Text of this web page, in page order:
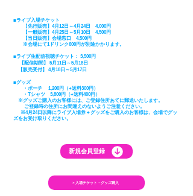
■ライブ入場チケット
【先行販売】4月12日～4月24日 4,000円
【一般販売】4月25日～5月10日 4,500円
【当日販売】会場窓口 4,500円
※会場にて1ドリンク600円が別途かかります。
■ライブ生配信視聴チケット： 3,500円
【配信期間】 5月11日～5月18日
【販売受付】 4月18日～5月17日
■グッズ
・ポーチ 1,200円（+送料300円）
・Tシャツ 3,800円（+送料400円）
※ グッズご購入のお客様には、ご登録住所あてに郵送いたします。
ご登録時の住所にお間違えのないようご注意ください。
※4月24日以降に​ライブ入場券＋グッズをご購入のお客様は、会場でグッ
ズをお受け取りください。
新規会員登録
＞入場チケット・グッズ購入